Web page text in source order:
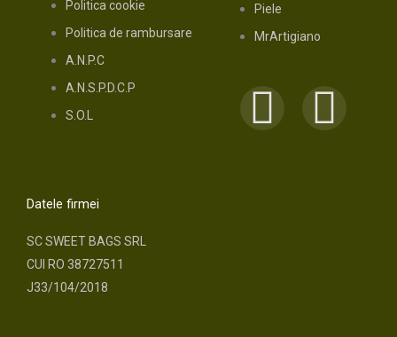
Politica cookie
Politica de rambursare
A.N.P.C
A.N.S.P.D.C.P
S.O.L
Piele
MrArtigiano
F
I
Datele firmei
SC SWEET BAGS SRL
CUI RO 38727511
J33/104/2018